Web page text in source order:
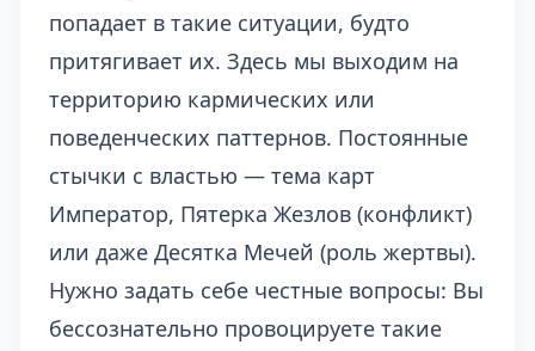
попадает в такие ситуации, будто
притягивает их. Здесь мы выходим на
территорию кармических или
поведенческих паттернов. Постоянные
стычки с властью — тема карт
Император, Пятерка Жезлов (конфликт)
или даже Десятка Мечей (роль жертвы).
Нужно задать себе честные вопросы: Вы
бессознательно провоцируете такие